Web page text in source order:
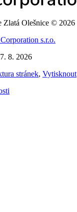
Zlatá Olešnice © 2026
s.r.o.
8. 2026
stránek, Vytisknout